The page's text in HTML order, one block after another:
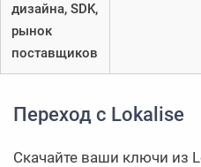
дизайна, SDK,
рынок
поставщиков
Переход с Lokalise
Скачайте ваши ключи из